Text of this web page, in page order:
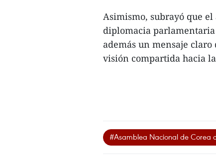
Asimismo, subrayó que
diplomacia
además un mensaje
visión compartida hacia
#Asamblea Nacional de Corea